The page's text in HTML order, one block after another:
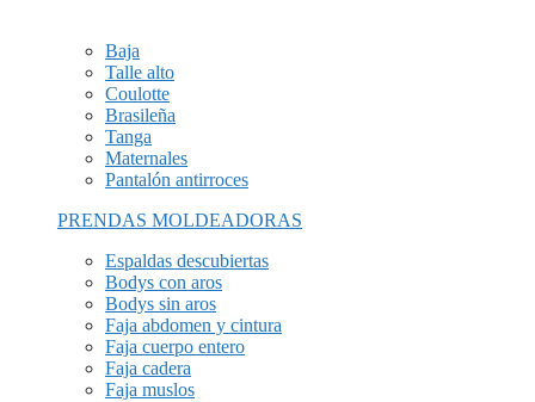
Baja
Talle alto
Coulotte
Brasileña
Tanga
Maternales
Pantalón antirroces
PRENDAS MOLDEADORAS
Espaldas descubiertas
Bodys con aros
Bodys sin aros
Faja abdomen y cintura
Faja cuerpo entero
Faja cadera
Faja muslos